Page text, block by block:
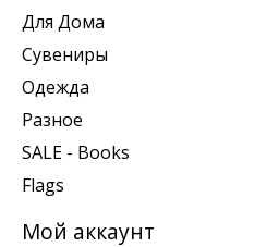
Для Дома
Сувениры
Одежда
Разное
SALE - Books
Flags
Мой аккаунт